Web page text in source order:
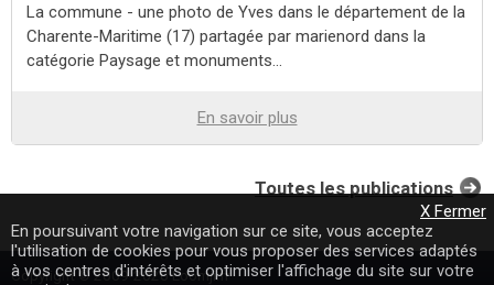
La commune - une photo de Yves dans le département de la
Charente-Maritime (17) partagée par marienord dans la
catégorie Paysage et monuments...
En savoir plus
Toutes les publications
Copyright © 2009-2020 Loomji.fr
X Fermer
En poursuivant votre navigation sur ce site, vous acceptez
l'utilisation de cookies pour vous proposer des services adaptés
à vos centres d'intérêts et optimiser l'affichage du site sur votre